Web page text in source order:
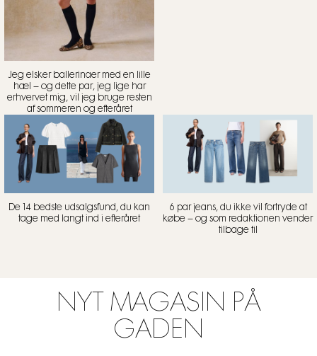
Jeg elsker ballerinaer med en lille
hæl – og dette par, jeg lige har
erhvervet mig, vil jeg bruge resten
af sommeren og efteråret
De 14 bedste udsalgsfund, du kan
tage med langt ind i efteråret
6 par jeans, du ikke vil fortryde at
købe – og som redaktionen vender
tilbage til
NYT MAGASIN PÅ
GADEN